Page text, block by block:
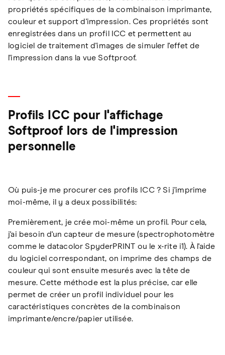
propriétés spécifiques de la combinaison imprimante,
couleur et support d'impression. Ces propriétés sont
enregistrées dans un profil ICC et permettent au
logiciel de traitement d'images de simuler l'effet de
l'impression dans la vue Softproof.
Profils ICC pour l'affichage
Softproof lors de l'impression
personnelle
Où puis-je me procurer ces profils ICC ? Si j'imprime
moi-même, il y a deux possibilités:
Premièrement, je crée moi-même un profil. Pour cela,
j'ai besoin d'un capteur de mesure (spectrophotomètre
comme le datacolor SpyderPRINT ou le x-rite i1). À l'aide
du logiciel correspondant, on imprime des champs de
couleur qui sont ensuite mesurés avec la tête de
mesure. Cette méthode est la plus précise, car elle
permet de créer un profil individuel pour les
caractéristiques concrètes de la combinaison
imprimante/encre/papier utilisée.